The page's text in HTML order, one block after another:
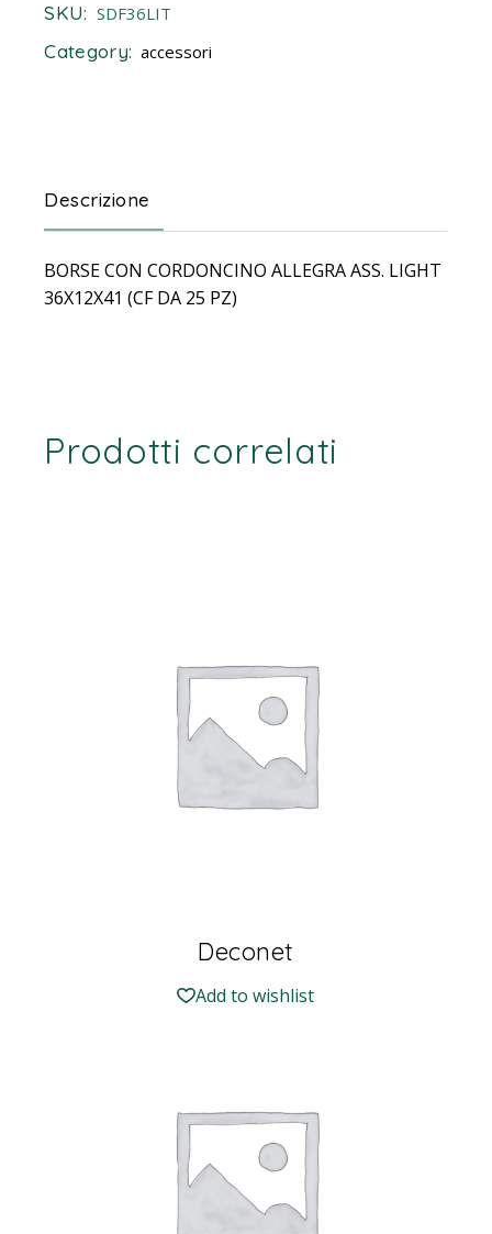
SKU: SDF36LIT
Category: accessori
Descrizione
BORSE CON CORDONCINO ALLEGRA ASS. LIGHT
36X12X41 (CF DA 25 PZ)
Prodotti correlati
Deconet
Add to wishlist